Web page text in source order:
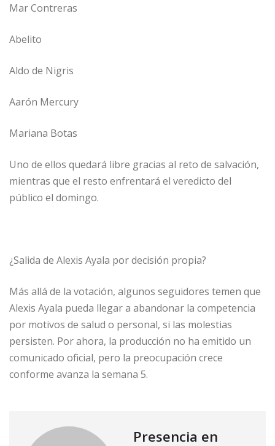
Mar Contreras
Abelito
Aldo de Nigris
Aarón Mercury
Mariana Botas
Uno de ellos quedará libre gracias al reto de salvación,
mientras que el resto enfrentará el veredicto del
público el domingo.
¿Salida de Alexis Ayala por decisión propia?
Más allá de la votación, algunos seguidores temen que
Alexis Ayala pueda llegar a abandonar la competencia
por motivos de salud o personal, si las molestias
persisten. Por ahora, la producción no ha emitido un
comunicado oficial, pero la preocupación crece
conforme avanza la semana 5.
Presencia en